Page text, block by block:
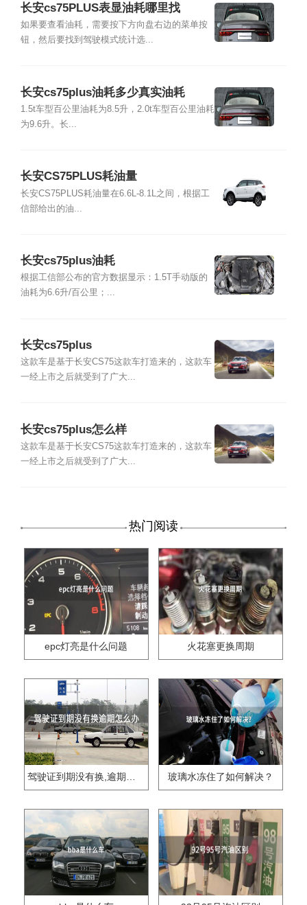
长安cs75PLUS表显油耗哪里找
如果要查看油耗，需要按下方向盘右边的菜单按
钮，然后要找到驾驶模式统计选...
长安cs75plus油耗多少真实油耗
1.5t车型百公里油耗为8.5升，2.0t车型百公里油耗
为9.6升。长...
长安CS75PLUS耗油量
长安CS75PLUS耗油量在6.6L-8.1L之间，根据工
信部给出的油...
长安cs75plus油耗
根据工信部公布的官方数据显示：1.5T手动版的
油耗为6.6升/百公里；...
长安cs75plus
这款车是基于长安CS75这款车打造来的，这款车
一经上市之后就受到了广大...
长安cs75plus怎么样
这款车是基于长安CS75这款车打造来的，这款车
一经上市之后就受到了广大...
热门阅读
epc灯亮是什么问题 火花塞更换周期
驾驶证到期没有换,逾期怎么办?? 玻璃水冻住了如何解决？